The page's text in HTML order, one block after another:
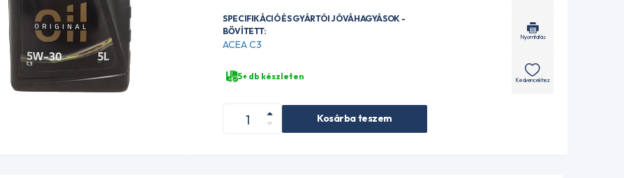
SPECIFIKÁCIÓ ÉS GYÁRTÓI JÓVÁHAGYÁSOK -
BŐVÍTETT:
ACEA C3
5+ db készleten
Kosárba teszem
Nyomtatás
Kedvencekhez